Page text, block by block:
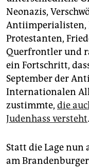
Neonazis,
Antiimperialisten,
Protestanten,
Querfrontler und
ein Fortschritt,
September der
Internationalen
zustimmte, die
Judenhass versteht.
Statt die Lage nun
am